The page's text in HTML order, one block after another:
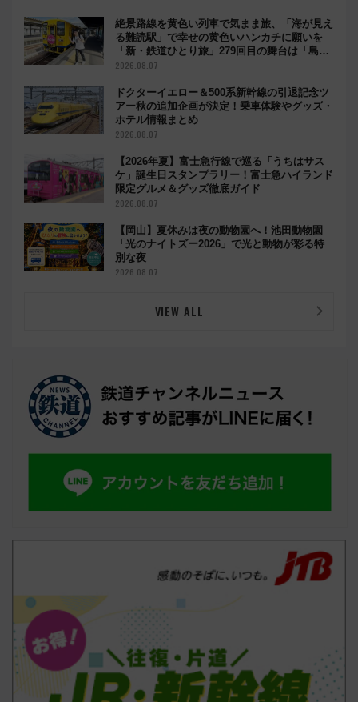
絶景路線を黄色い列車で気まま旅、「海が見え
る難読駅」で幸せの黄色いハンカチに願いを
「新・鉄道ひとり旅」279回目の舞台は「島原
鉄道」
2026.08.07
ドクターイエロー＆500系新幹線の引退記念ツ
アー秋の追加企画が決定！乗車体験やグッズ・
ホテル情報まとめ
2026.08.07
【2026年夏】富士急行線で巡る「うちはサス
ケ」誕生日スタンプラリー！富士急ハイランド
限定グルメ＆グッズ徹底ガイド
2026.08.07
【岡山】夏休みは夜の動物園へ！池田動物園
「光のナイトズー2026」で光と動物が彩る特
別な夜
2026.08.07
VIEW ALL